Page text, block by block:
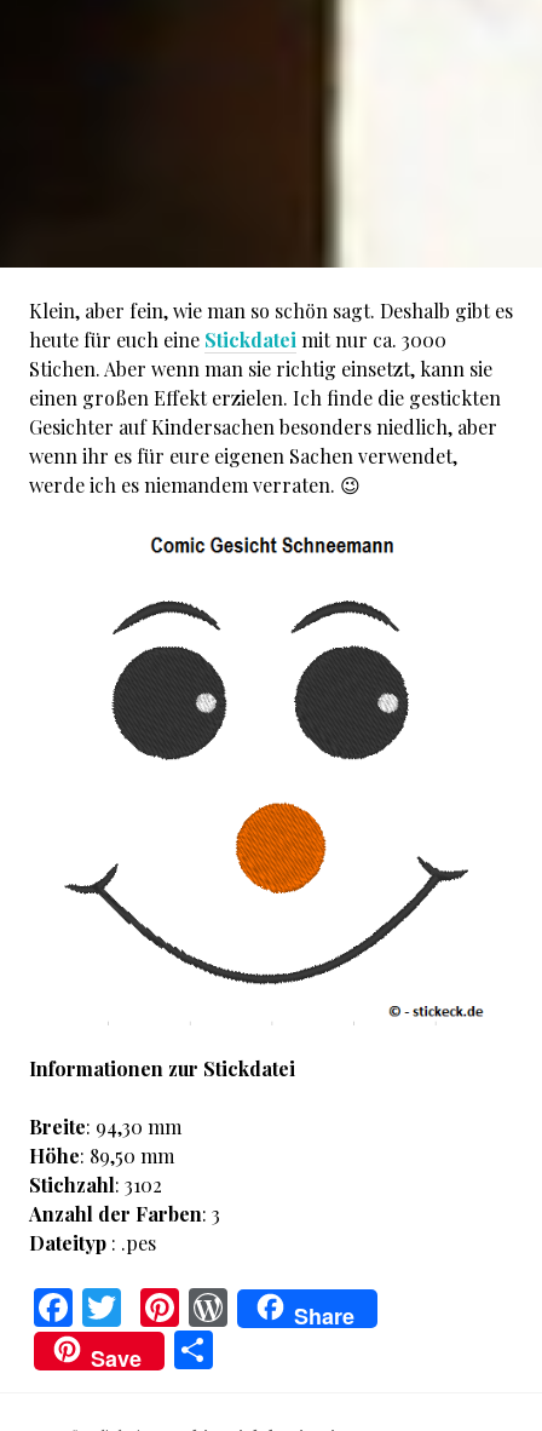
Klein, aber fein, wie man so schön sagt. Deshalb gibt es
heute für euch eine Stickdatei mit nur ca. 3000
Stichen. Aber wenn man sie richtig einsetzt, kann sie
einen großen Effekt erzielen. Ich finde die gestickten
Gesichter auf Kindersachen besonders niedlich, aber
wenn ihr es für eure eigenen Sachen verwendet,
werde ich es niemandem verraten. 😉
Informationen zur Stickdatei
Breite: 94,30 mm
Höhe: 89,50 mm
Stichzahl: 3102
Anzahl der Farben: 3
Dateityp : .pes
F
a
ce
T
w
it
Pi
nt
er
W
o
Share
Save